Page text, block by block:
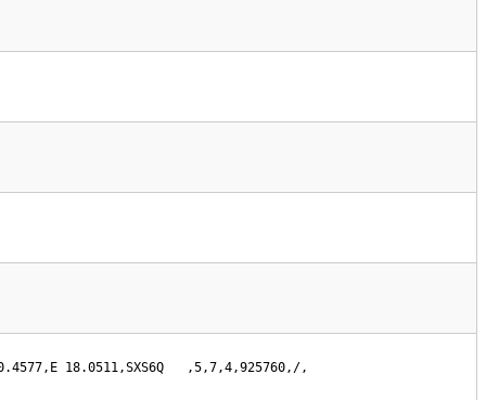
18.0511,SXS6Q   ,5,7,4,925760,/,